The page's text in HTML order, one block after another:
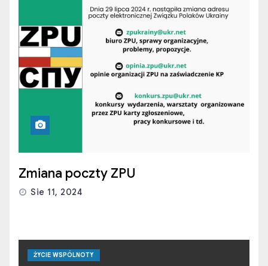
Zmiana poczty ZPU
Sie 11, 2024
ŻYCIE WSPÓLNOTY